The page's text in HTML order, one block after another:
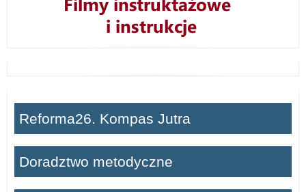
Reforma26. Kompas Jutra
Doradztwo metodyczne